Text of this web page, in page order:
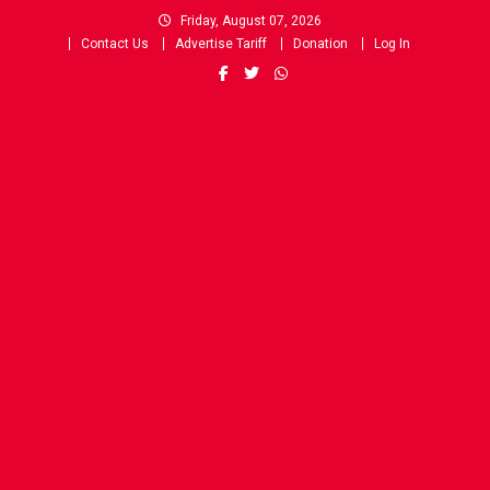
Friday, August 07, 2026
Contact Us
Advertise Tariff Donation Log In